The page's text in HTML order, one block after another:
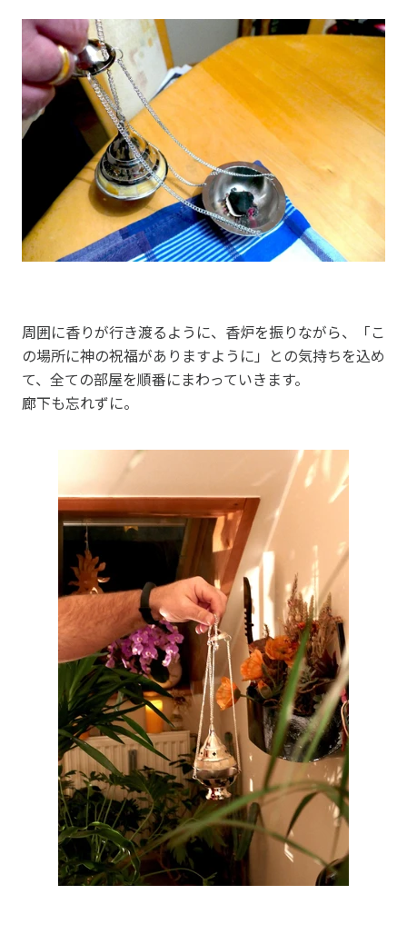
周囲に香りが行き渡るように、香炉を振りながら、「こ
の場所に神の祝福がありますように」との気持ちを込め
て、全ての部屋を順番にまわっていきます。
廊下も忘れずに。